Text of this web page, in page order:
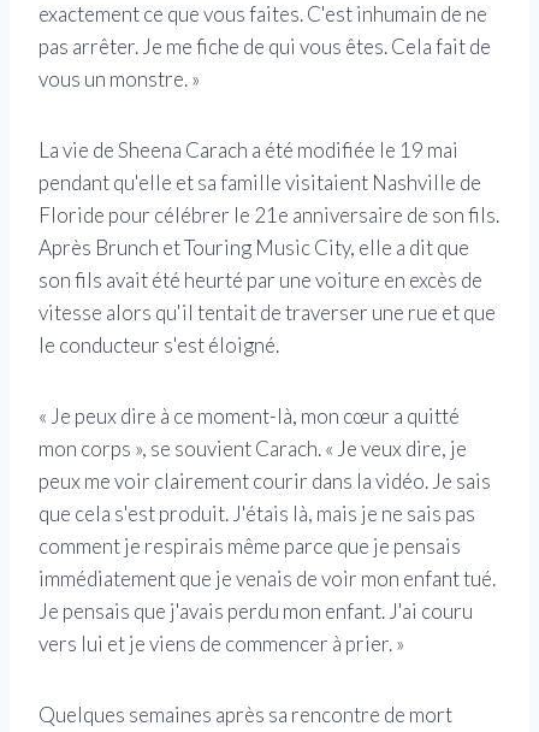
exactement ce que vous faites. C'est inhumain de ne
pas arrêter. Je me fiche de qui vous êtes. Cela fait de
vous un monstre. »
La vie de Sheena Carach a été modifiée le 19 mai
pendant qu'elle et sa famille visitaient Nashville de
Floride pour célébrer le 21e anniversaire de son fils.
Après Brunch et Touring Music City, elle a dit que
son fils avait été heurté par une voiture en excès de
vitesse alors qu'il tentait de traverser une rue et que
le conducteur s'est éloigné.
« Je peux dire à ce moment-là, mon cœur a quitté
mon corps », se souvient Carach. « Je veux dire, je
peux me voir clairement courir dans la vidéo. Je sais
que cela s'est produit. J'étais là, mais je ne sais pas
comment je respirais même parce que je pensais
immédiatement que je venais de voir mon enfant tué.
Je pensais que j'avais perdu mon enfant. J'ai couru
vers lui et je viens de commencer à prier. »
Quelques semaines après sa rencontre de mort